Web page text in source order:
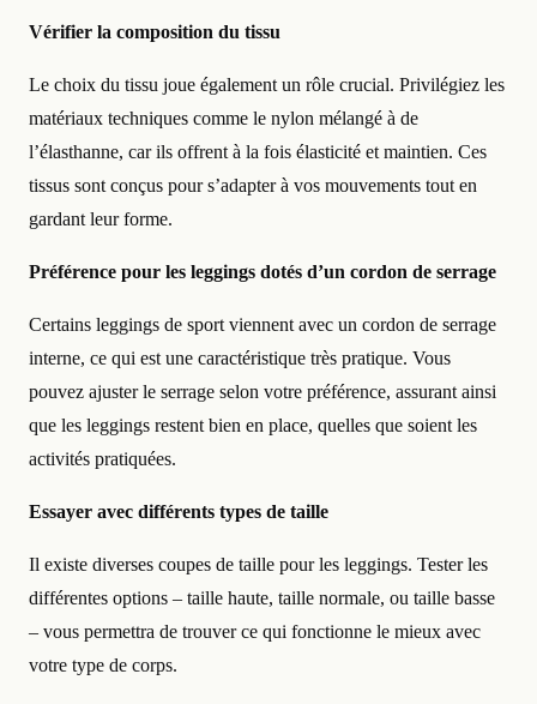
Vérifier la composition du tissu
Le choix du tissu joue également un rôle crucial. Privilégiez les
matériaux techniques comme le nylon mélangé à de
l’élasthanne, car ils offrent à la fois élasticité et maintien. Ces
tissus sont conçus pour s’adapter à vos mouvements tout en
gardant leur forme.
Préférence pour les leggings dotés d’un cordon de serrage
Certains leggings de sport viennent avec un cordon de serrage
interne, ce qui est une caractéristique très pratique. Vous
pouvez ajuster le serrage selon votre préférence, assurant ainsi
que les leggings restent bien en place, quelles que soient les
activités pratiquées.
Essayer avec différents types de taille
Il existe diverses coupes de taille pour les leggings. Tester les
différentes options – taille haute, taille normale, ou taille basse
– vous permettra de trouver ce qui fonctionne le mieux avec
votre type de corps.